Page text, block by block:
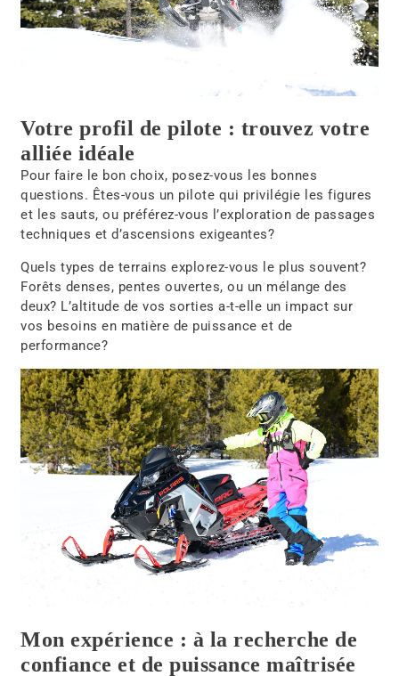
Votre profil de pilote : trouvez votre
alliée idéale
Pour faire le bon choix, posez-vous les bonnes
questions. Êtes-vous un pilote qui privilégie les figures
et les sauts, ou préférez-vous l’exploration de passages
techniques et d’ascensions exigeantes?
Quels types de terrains explorez-vous le plus souvent?
Forêts denses, pentes ouvertes, ou un mélange des
deux? L’altitude de vos sorties a-t-elle un impact sur
vos besoins en matière de puissance et de
performance?
Mon expérience : à la recherche de
confiance et de puissance maîtrisée